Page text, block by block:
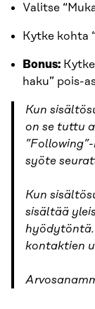
Valitse
Kytke kohta
Bonus:
haku” pois-
Kun
on se tuttu
syöte
Kun
sisältää
hyödytöntä.
kontaktien